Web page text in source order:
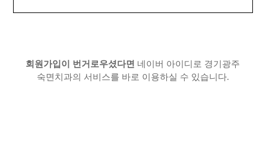
회원가입이 번거로우셨다면 네이버 아이디로 경기광주
숙면치과의 서비스를 바로 이용하실 수 있습니다.